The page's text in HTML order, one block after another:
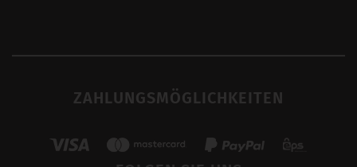
ZAHLUNGSMÖGLICHKEITEN